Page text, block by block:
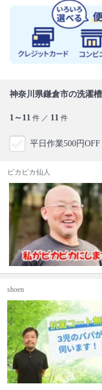
神奈川県鎌倉市の洗濯
1～11 件 ／ 11 件
平日作業500円OFF
ピカピカ仙人
shoen